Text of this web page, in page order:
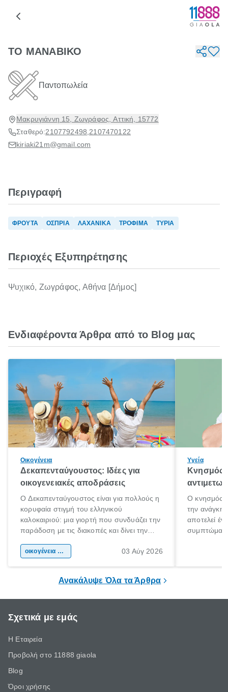
ΤΟ ΜΑΝΑΒΙΚΟ
Παντοπωλεία
Μακρυγιάννη 15, Ζωγράφος, Αττική, 15772
Σταθερό:2107792498 2107470122
kiriaki21m@gmail.com
Περιγραφή
ΦΡΟΥΤΑ ΟΣΠΡΙΑ ΛΑΧΑΝΙΚΑ ΤΡΟΦΙΜΑ ΤΥΡΙΑ
Περιοχές Εξυπηρέτησης
Ψυχικό, Ζωγράφος, Αθήνα [Δήμος]
Ενδιαφέροντα Άρθρα από το Blog μας
Οικογένεια
Δεκαπενταύγουστος: Ιδέες για
οικογενειακές αποδράσεις
Ο Δεκαπενταύγουστος είναι για πολλούς η
κορυφαία στιγμή του ελληνικού
καλοκαιριού: μια γιορτή που συνδυάζει την
παράδοση με τις διακοπές και δίνει την
χώρας. Είτε πρόκειται για λίγες μέρες
οικογένεια & παιδί 03 Αύγ 2026
Υγεία
Κνησμός:
Ο κνησμός
την ανάγκη
αποτελεί
Ανακάλυψε Όλα τα Άρθρα
Σχετικά με εμάς
Η Εταιρεία
Προβολή στο 11888 giaola
Blog
Όροι χρήσης